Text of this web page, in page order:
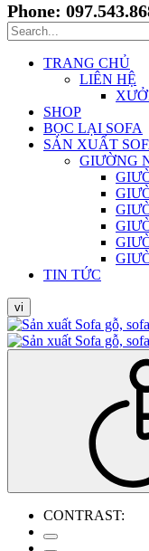
Phone:
TRANG CHỦ
LIÊN HỆ
SHOP
BỌC LẠI SOFA
SẢN XUẤT
GIƯỜNG
TIN TỨC
vi
CONTRAST: